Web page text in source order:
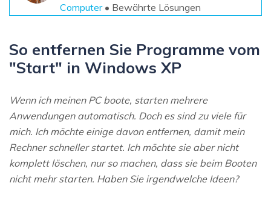
Kostenlos Testen
Weitere Produkte
UBackit - Datensicherung
Computer• Bewährte Lösungen
So entfernen Sie Programme vom
"Start" in Windows XP
Wenn ich meinen PC boote, starten mehrere
Anwendungen automatisch. Doch es sind zu viele für
mich. Ich möchte einige davon entfernen, damit mein
Rechner schneller startet. Ich möchte sie aber nicht
komplett löschen, nur so machen, dass sie beim Booten
nicht mehr starten. Haben Sie irgendwelche Ideen?